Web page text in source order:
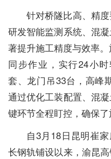
针对桥隧比高、精
研发智能监测系统、混
著提升施工精度与效率
同步作业，实行24小
套、龙门吊33台，高峰
通过优化工装配置、混
键环节全程盯控，确保了
自3月18日昆明崔
长钢轨铺设以来，渝昆